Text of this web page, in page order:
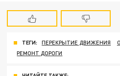
ТЕГИ: ПЕРЕКРЫТИЕ ДВИЖЕНИЯ
РЕМОНТ ДОРОГИ